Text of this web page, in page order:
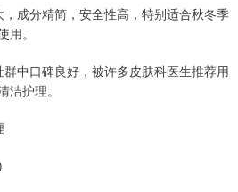
成分精简，安全性高，特别适合秋冬季
。
中口碑良好，被许多皮肤科医生推荐用
护理。